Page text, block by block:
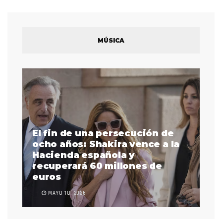
MÚSICA
El fin de una persecución de
ocho años: Shakira vence a la
Hacienda española y
recuperará 60 millones de
euros
MAYO 18, 2026